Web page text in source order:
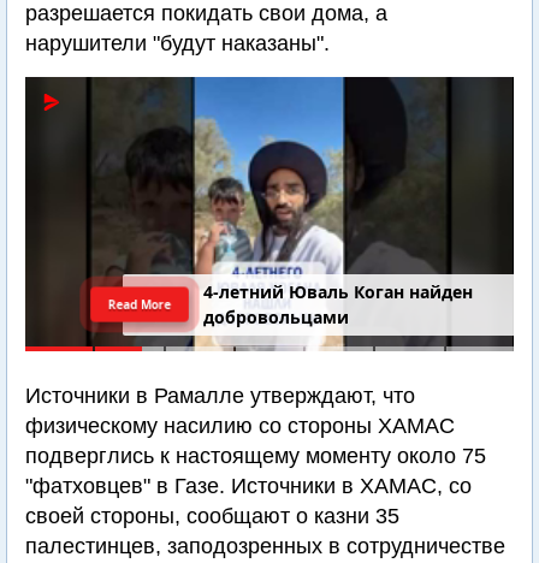
разрешается покидать свои дома, а
нарушители "будут наказаны".
4-летний Юваль Коган найден
добровольцами
Read More
Источники в Рамалле утверждают, что
физическому насилию со стороны ХАМАС
подверглись к настоящему моменту около 75
"фатховцев" в Газе. Источники в ХАМАС, со
своей стороны, сообщают о казни 35
палестинцев, заподозренных в сотрудничестве